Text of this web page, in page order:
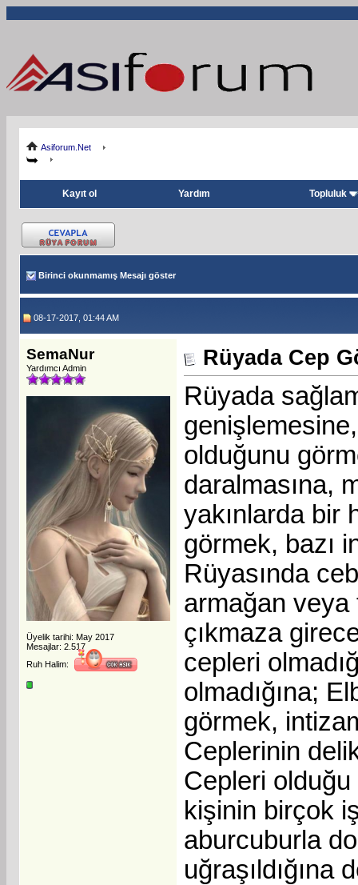
Asiforum.Net
Kayıt ol Yardım Topluluk
Birinci okunmamış Mesajı göster
08-17-2017, 01:44 AM
SemaNur
Yardımcı Admin
Üyelik tarihi: May 2017
Mesajlar: 2.517
Ruh Halim:
Rüyada Cep
Rüyada
olduğunu
daralmasına,
yakınlarda bir
görmek, bazı
Rüyasında
armağan veya
çıkmaza
cepleri
olmadığına;
görmek,
Ceplerinin
Cepleri olduğu
kişinin birçok
aburcuburla
uğraşıldığına